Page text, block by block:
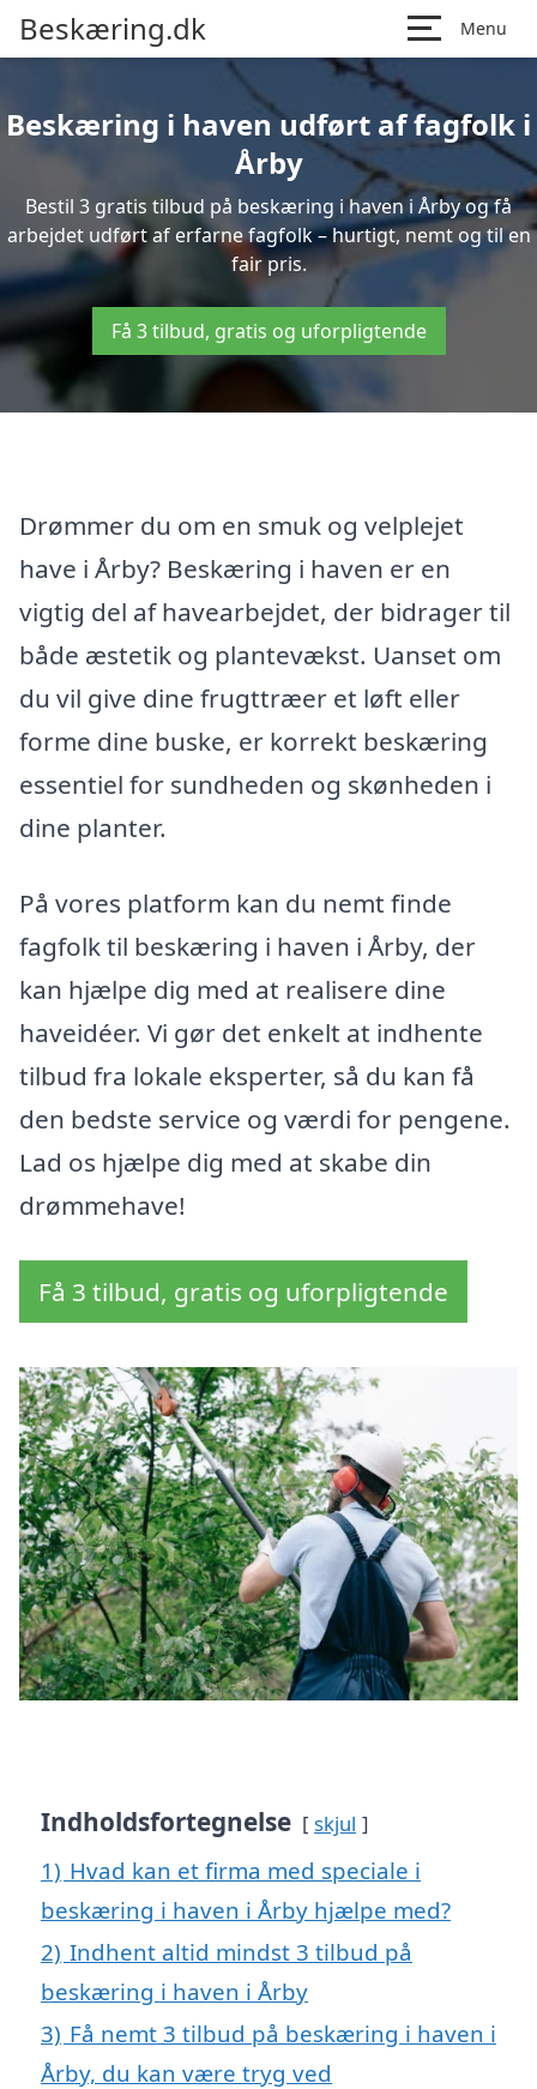
Beskæring.dk Menu
Beskæring i haven udført af fagfolk i
Årby
Bestil 3 gratis tilbud på beskæring i haven i Årby og få
arbejdet udført af erfarne fagfolk – hurtigt, nemt og til en
fair pris.
Få 3 tilbud, gratis og uforpligtende
Drømmer du om en smuk og velplejet
have i Årby? Beskæring i haven er en
vigtig del af havearbejdet, der bidrager til
både æstetik og plantevækst. Uanset om
du vil give dine frugttræer et løft eller
forme dine buske, er korrekt beskæring
essentiel for sundheden og skønheden i
dine planter.
På vores platform kan du nemt finde
fagfolk til beskæring i haven i Årby, der
kan hjælpe dig med at realisere dine
haveidéer. Vi gør det enkelt at indhente
tilbud fra lokale eksperter, så du kan få
den bedste service og værdi for pengene.
Lad os hjælpe dig med at skabe din
drømmehave!
Få 3 tilbud, gratis og uforpligtende
Indholdsfortegnelse skjul
1) Hvad kan et firma med speciale i
beskæring i haven i Årby hjælpe med?
2) Indhent altid mindst 3 tilbud på
beskæring i haven i Årby
3) Få nemt 3 tilbud på beskæring i haven i
Årby, du kan være tryg ved